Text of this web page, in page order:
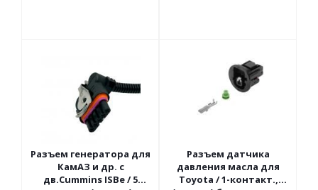
Разъем генератора для
КамАЗ и др. с
дв.Cummins ISBe / 5
Разъем датчика
давления масла для
Toyota / 1-контакт.,